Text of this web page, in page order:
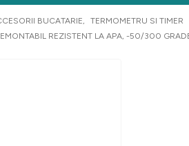
BUCATARIE,
TERMOMETRU SI TIMER
REZISTENT LA APA, -50/300